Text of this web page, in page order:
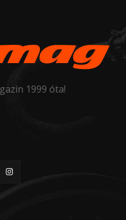
1999 óta!